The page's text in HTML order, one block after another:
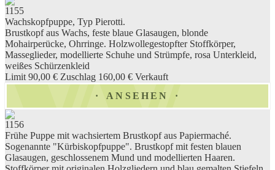
1155
Wachskopfpuppe, Typ Pierotti.
Brustkopf aus Wachs, feste blaue Glasaugen, blonde
Mohairperücke, Ohrringe. Holzwollegestopfter Stoffkörper,
Masseglieder, modellierte Schuhe und Strümpfe, rosa Unterkleid,
weißes Schürzenkleid
Limit 90,00 € Zuschlag 160,00 € Verkauft
ANSEHEN
1156
Frühe Puppe mit wachsiertem Brustkopf aus Papiermaché.
Sogenannte "Kürbiskopfpuppe". Brustkopf mit festen blauen
Glasaugen, geschlossenem Mund und modellierten Haaren.